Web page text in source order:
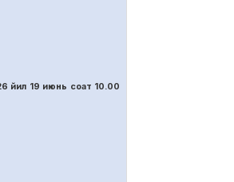
йил 19 июнь соат 10.00